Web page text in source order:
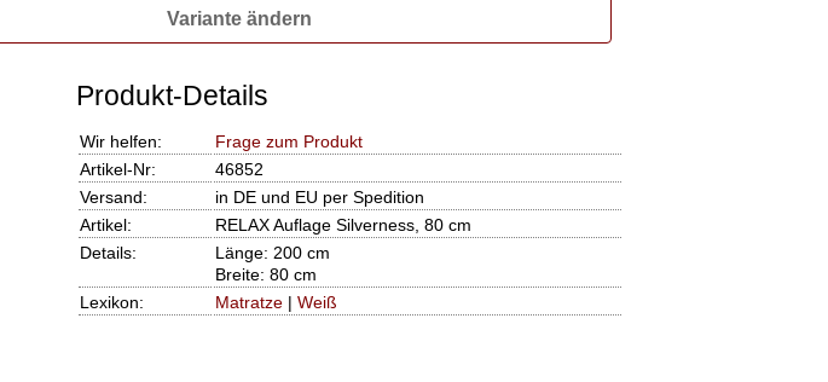
Variante ändern
Produkt-Details
Wir helfen:
Frage zum Produkt
Artikel-Nr:
46852
Versand:
in DE und EU per Spedition
Artikel:
RELAX Auflage Silverness, 80 cm
Details:
Länge: 200 cm
Breite: 80 cm
Lexikon:
Matratze| Weiß